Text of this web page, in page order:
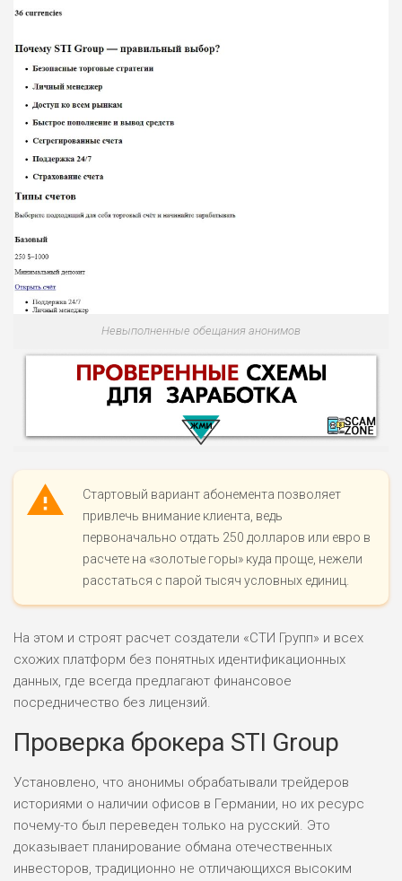
Невыполненные обещания анонимов
НАЗВАНИЕ ОБЗОР
ВСЕМ
0
РИСКИ: НИЗКИЕ
ДОХОД: ВЫСОКИЙ
БЮДЖЕТ: ВЫСОКИЙ
ЛЮБИТЕЛЯ
М СТАВОК
РИСКИ: СРЕДНИЕ
ОБЗОР
ПОДОЙДЕТ
Стартовый вариант абонемента позволяет
привлечь внимание клиента, ведь
первоначально отдать 250 долларов или евро в
расчете на «золотые горы» куда проще, нежели
расстаться с парой тысяч условных единиц.
На этом и строят расчет создатели «СТИ Групп» и всех
схожих платформ без понятных идентификационных
данных, где всегда предлагают финансовое
посредничество без лицензий.
Проверка брокера STI Group
Установлено, что анонимы обрабатывали трейдеров
историями о наличии офисов в Германии, но их ресурс
почему-то был переведен только на русский. Это
доказывает планирование обмана отечественных
инвесторов, традиционно не отличающихся высоким